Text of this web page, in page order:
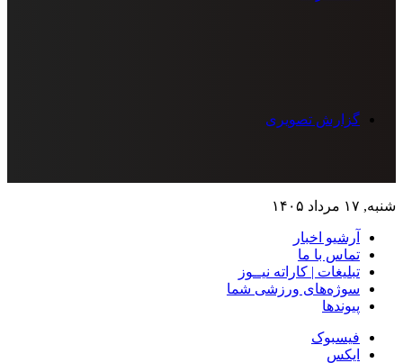
گزارش تصویری
شنبه, ۱۷ مرداد ۱۴۰۵
آرشیو اخبار
تماس‌ با‌ ما
تبلیغات | کاراته نیــوز
سوژه‌های ورزشی شما
پیوندها
فیسبوک
ایکس